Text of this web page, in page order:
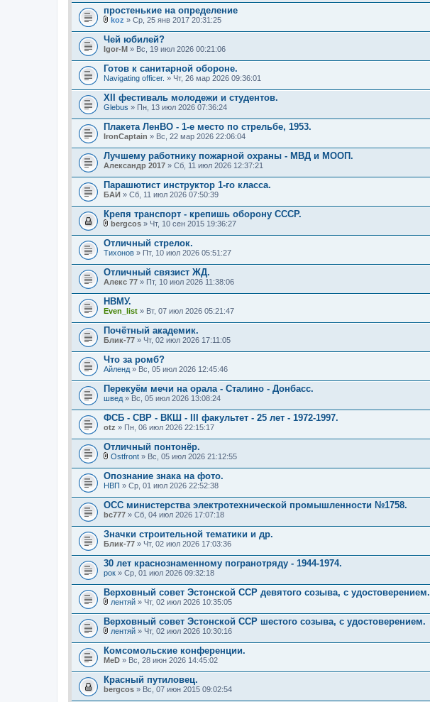
простенькие на определение
л
о
ж
е
н
и
koz » Ср, 25 янв 2017 20:31:25
Чей юбилей?
Igor-M » Вс, 19 июл 2026 00:21:06
Готов к санитарной обороне.
Navigating officer. » Чт, 26 мар 2026 09:36:01
XII фестиваль молодежи и студентов.
Glebus » Пн, 13 июл 2026 07:36:24
Плакета ЛенВО - 1-е место по стрельбе, 1953.
IronCaptain » Вс, 22 мар 2026 22:06:04
Лучшему работнику пожарной охраны - МВД и МООП.
Александр 2017 » Сб, 11 июл 2026 12:37:21
Парашютист инструктор 1-го класса.
БАИ » Сб, 11 июл 2026 07:50:39
Крепя транспорт - крепишь оборону СССР.
л
о
ж
е
н
и
bergcos » Чт, 10 сен 2015 19:36:27
Отличный стрелок.
Тихонов » Пт, 10 июл 2026 05:51:27
Отличный связист ЖД.
Алекс 77 » Пт, 10 июл 2026 11:38:06
НВМУ.
Even_list » Вт, 07 июл 2026 05:21:47
Почётный академик.
Блик-77 » Чт, 02 июл 2026 17:11:05
Что за ромб?
Айленд » Вс, 05 июл 2026 12:45:46
Перекуём мечи на орала - Сталино - Донбасс.
швед » Вс, 05 июл 2026 13:08:24
ФСБ - СВР - ВКШ - III факультет - 25 лет - 1972-1997.
otz » Пн, 06 июл 2026 22:15:17
Отличный понтонёр.
л
о
ж
е
н
и
Ostfront » Вс, 05 июл 2026 21:12:55
Опознание знака на фото.
НВП » Ср, 01 июл 2026 22:52:38
ОСС министерства электротехнической промышленности №1758.
bc777 » Сб, 04 июл 2026 17:07:18
Значки строительной тематики и др.
Блик-77 » Чт, 02 июл 2026 17:03:36
30 лет краснознаменному погранотряду - 1944-1974.
рок » Ср, 01 июл 2026 09:32:18
Верховный совет Эстонской ССР девятого созыва, с удостоверением.
л
о
ж
е
н
и
лентяй » Чт, 02 июл 2026 10:35:05
Верховный совет Эстонской ССР шестого созыва, с удостоверением.
л
о
ж
е
н
и
лентяй » Чт, 02 июл 2026 10:30:16
Комсомольские конференции.
MeD » Вс, 28 июн 2026 14:45:02
Красный путиловец.
bergcos » Вс, 07 июн 2015 09:02:54